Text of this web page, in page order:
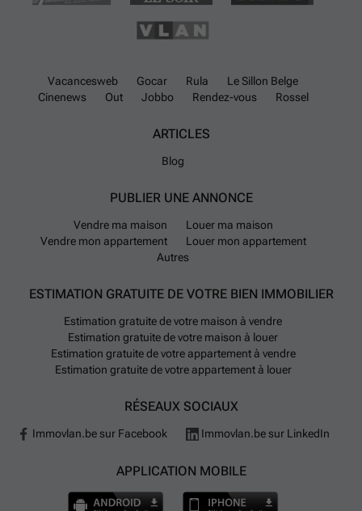
Vacancesweb Gocar Rula
Le Sillon Belge
Cinenews
Out Jobbo Rendez-vous Rossel
ARTICLES
Blog
PUBLIER UNE ANNONCE
Vendre ma maison
Louer ma maison
Vendre mon appartement
Louer mon appartement
Autres
ESTIMATION GRATUITE DE VOTRE BIEN IMMOBILIER
Estimation gratuite de votre maison à vendre
Estimation gratuite de votre maison à louer
Estimation gratuite de votre appartement à vendre
Estimation gratuite de votre appartement à louer
RÉSEAUX SOCIAUX
Immovlan.be sur Facebook Immovlan.be sur LinkedIn
APPLICATION MOBILE